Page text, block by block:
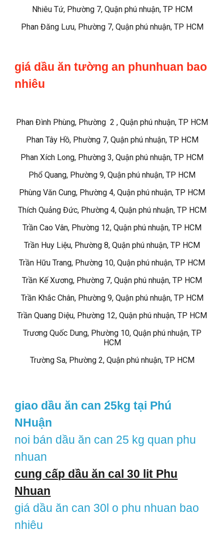
Nhiêu Tứ, Phường 7, Quận phú nhuận, TP HCM
Phan Đăng Lưu, Phường 7, Quận phú nhuận, TP HCM
giá dầu ăn tường an phunhuan bao
nhiêu
Phan Đình Phùng, Phường 2 , Quận phú nhuận, TP HCM
Phan Tây Hồ, Phường 7, Quận phú nhuận, TP HCM
Phan Xích Long, Phường 3, Quận phú nhuận, TP HCM
Phổ Quang, Phường 9, Quận phú nhuận, TP HCM
Phùng Văn Cung, Phường 4, Quận phú nhuận, TP HCM
Thích Quảng Đức, Phường 4, Quận phú nhuận, TP HCM
Trần Cao Vân, Phường 12, Quận phú nhuận, TP HCM
Trần Huy Liệu, Phường 8, Quận phú nhuận, TP HCM
Trần Hữu Trang, Phường 10, Quận phú nhuận, TP HCM
Trần Kế Xương, Phường 7, Quận phú nhuận, TP HCM
Trần Khắc Chân, Phường 9, Quận phú nhuận, TP HCM
Trần Quang Diệu, Phường 12, Quận phú nhuận, TP HCM
Trương Quốc Dung, Phường 10, Quận phú nhuận, TP
HCM
Trường Sa, Phường 2, Quận phú nhuận, TP HCM
giao dầu ăn can 25kg tại Phú
NHuận
noi bán dầu ăn can 25 kg quan phu
nhuan
cung cấp dầu ăn cal 30 lit Phu
Nhuan
giá dầu ăn can 30l o phu nhuan bao
nhiêu